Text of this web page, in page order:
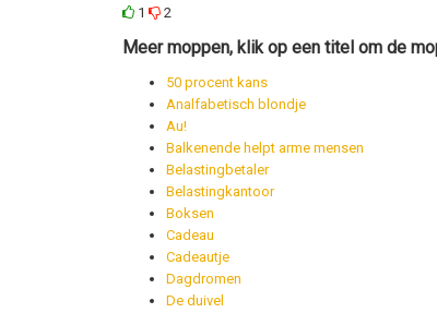
1
2
Meer moppen, klik op een titel om de
50 procent kans
Analfabetisch blondje
Au!
Balkenende helpt arme mensen
Belastingbetaler
Belastingkantoor
Boksen
Cadeau
Cadeautje
Dagdromen
De duivel